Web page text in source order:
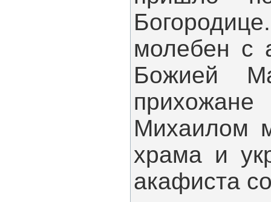
молебен с
Божией
Михаилом
храма и
акафиста